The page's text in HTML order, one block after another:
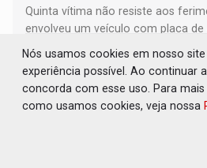
Quinta vítima não resiste aos
envolveu um veículo com placa de
Nós usamos cookies em nosso
experiência possível. Ao continuar
concorda com esse uso. Para
como usamos cookies, veja nossa